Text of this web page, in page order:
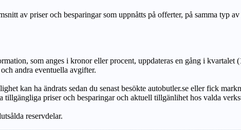
av priser och besparingar som uppnåtts på offerter, på samma typ
som anges i kronor eller procent, uppdateras en gång i kvartalet
andra eventuella avgifter.
kan ha ändrats sedan du senast besökte autobutler.se eller fick
priser och besparingar och aktuell tillgänlihet hos valda
reservdelar.